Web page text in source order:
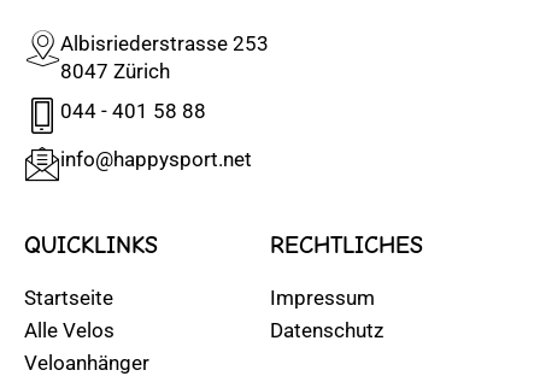
Albisriederstrasse 253
8047 Zürich
044 - 401 58 88
info@happysport.net
QUICKLINKS
Startseite
Alle Velos
Veloanhänger
RECHTLICHES
Impressum
Datenschutz